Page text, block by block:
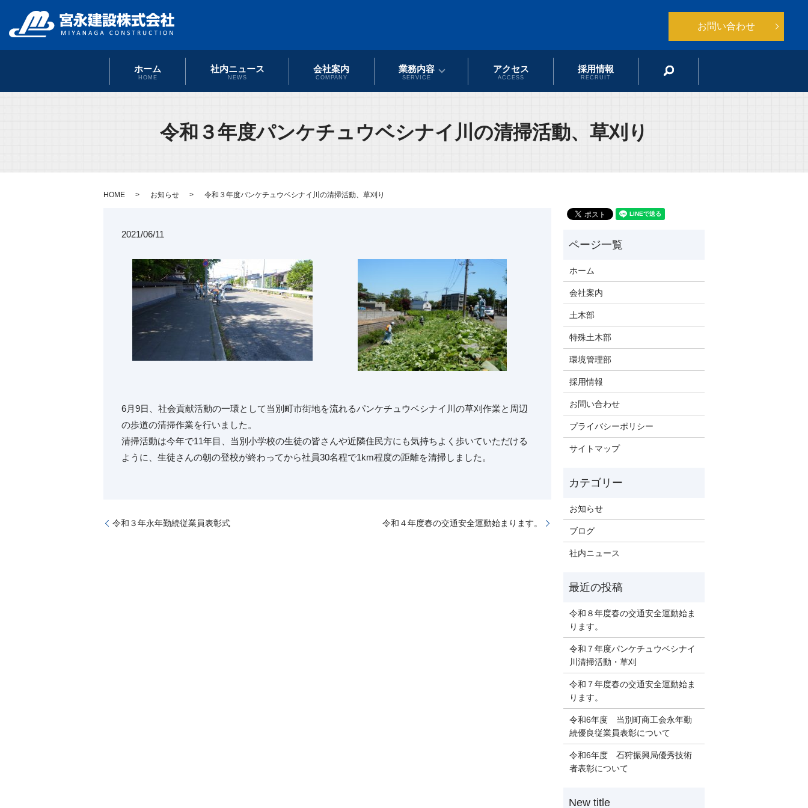
お問い合わせ
ホーム
HOME
社内ニュース
NEWS
会社案内
COMPANY
業務内容
SERVICE
アクセス
ACCESS
採用情報
RECRUIT
search
令和３年度パンケチュウベシナイ川の清掃活動、草刈り
HOME お知らせ 令和３年度パンケチュウベシナイ川の清掃活動、草刈り
2021/06/11
6月9日、社会貢献活動の一環として当別町市街地を流れるパンケチュウベシナイ川の草刈作業と周辺
の歩道の清掃作業を行いました。
清掃活動は今年で11年目、当別小学校の生徒の皆さんや近隣住民方にも気持ちよく歩いていただける
ように、生徒さんの朝の登校が終わってから社員30名程で1km程度の距離を清掃しました。
令和３年永年勤続従業員表彰式 令和４年度春の交通安全運動始まります。
ホーム
会社案内
土木部
特殊土木部
環境管理部
採用情報
お問い合わせ
プライバシーポリシー
サイトマップ
お知らせ
ブログ
社内ニュース
令和８年度春の交通安全運動始ま
ります。
令和７年度パンケチュウベシナイ
川清掃活動・草刈
令和７年度春の交通安全運動始ま
ります。
令和6年度 当別町商工会永年勤
続優良従業員表彰について
令和6年度 石狩振興局優秀技術
者表彰について